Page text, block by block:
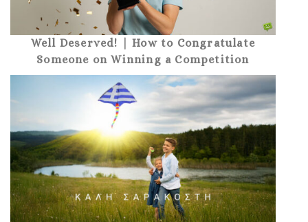
Well Deserved! | How to Congratulate
Someone on Winning a Competition